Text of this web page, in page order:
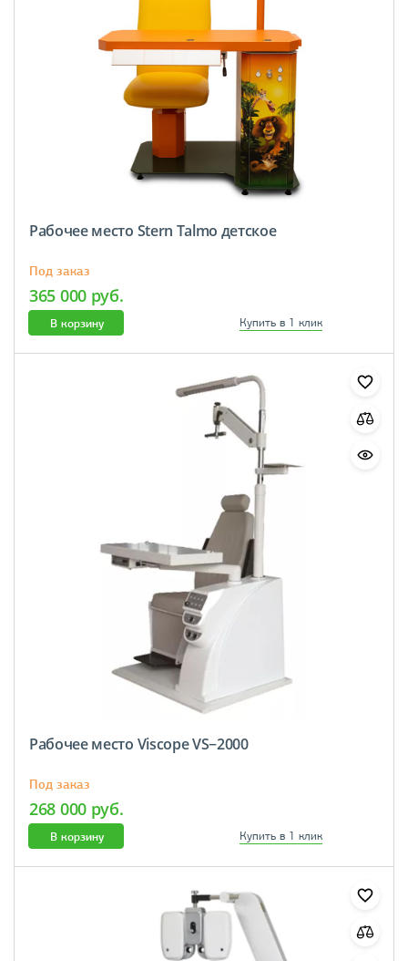
Рабочее место Stern Talmo детское
Под заказ
365 000 руб.
В корзину Купить в 1 клик
Рабочее место Viscope VS−2000
Под заказ
268 000 руб.
В корзину Купить в 1 клик